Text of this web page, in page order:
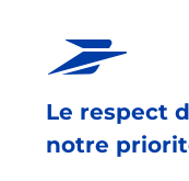
Le respect
notre
Envoyer un colis